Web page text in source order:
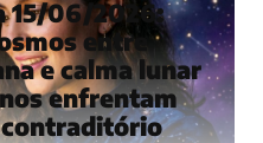
15/06/2026:
entre
e calma lunar
enfrentam
contraditório